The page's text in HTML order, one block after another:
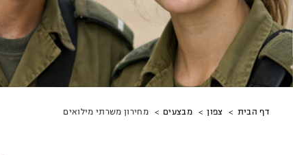
מיקומך
דף הבית צפון מבצעים מחירון משרתי מילואים